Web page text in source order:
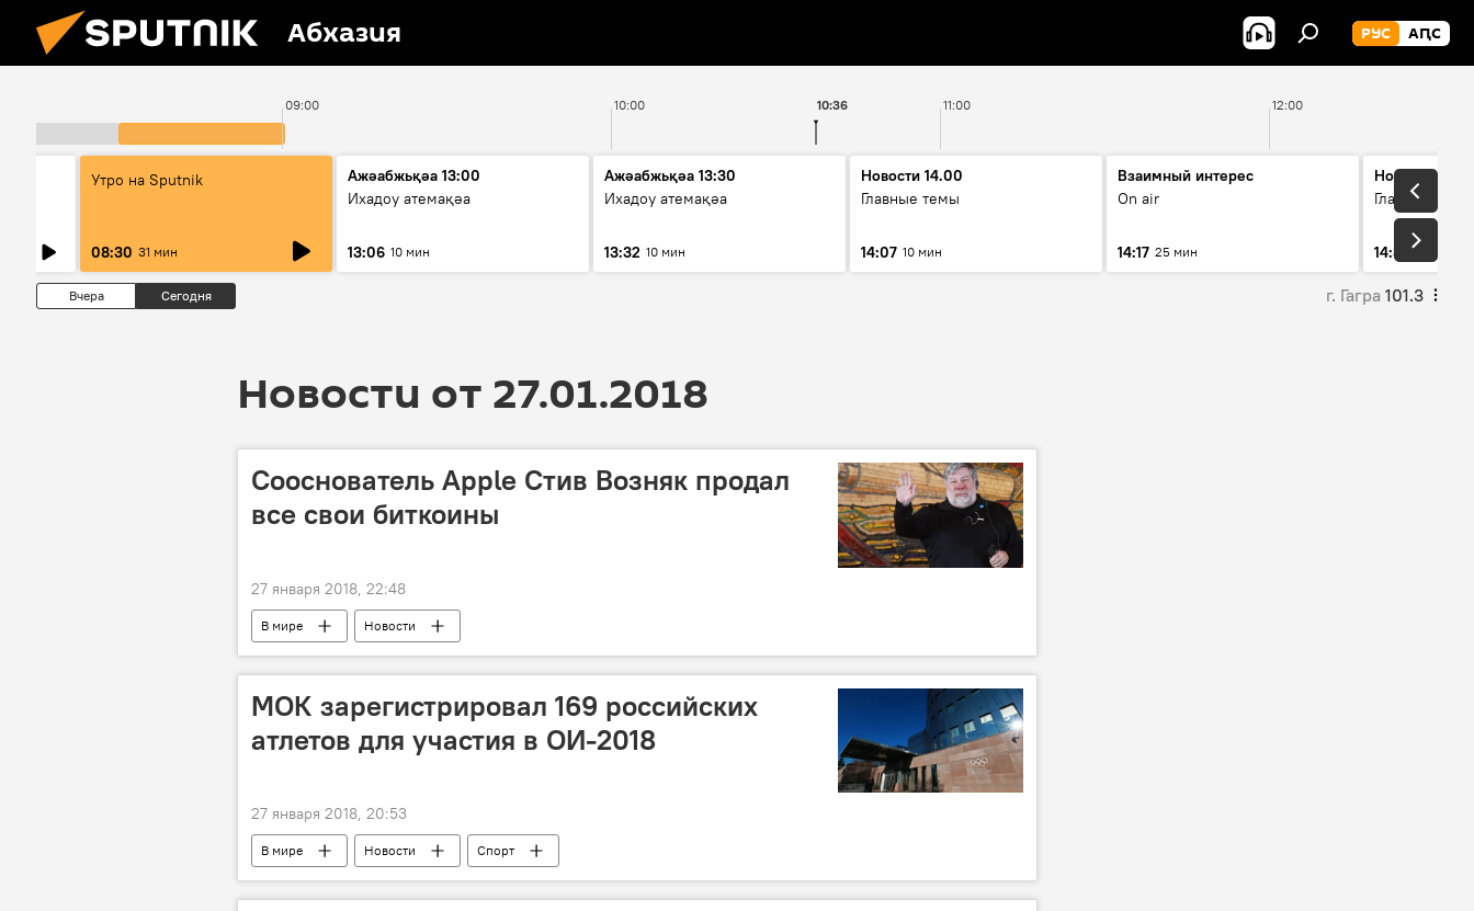
Абхазия РУС АԤС
09:00 10:00 11:00 12:00
10:36
Утро на Sputnik
08:30 31 мин
Ажәабжьқәа 13:00
Ихадоу атемақәа
13:06 10 мин
Ажәабжьқәа 13:30
Ихадоу атемақәа
13:32 10 мин
Новости 14.00
Главные темы
14:07 10 мин
Взаимный интерес
On air
14:17 25 мин
Новости 14.30
Главные темы
14:33
Вчера Сегодня г. Гагра 101.3
Новости от 27.01.2018
Сооснователь Apple Стив Возняк продал
все свои биткоины
27 января 2018, 22:48
В мире Новости
МОК зарегистрировал 169 российских
атлетов для участия в ОИ-2018
27 января 2018, 20:53
В мире Новости
Спорт
Российских спортсменов не допустили на Олимпиаду в Пхенчхане: что дальше